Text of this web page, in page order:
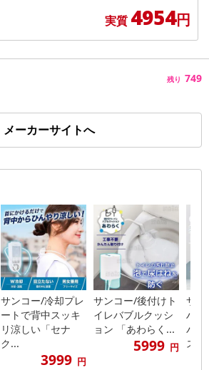
実質 4954円
残り 749
メーカーサイトへ
サンコー/冷却プレ
ートで背中スッキ
リ涼しい「セナ
ク...
3999 円
サンコー/後付けト
イレバブルクッシ
ョン 「あわらく...
5999 円
サン
ハン
パ「
ス」